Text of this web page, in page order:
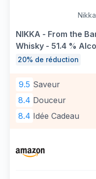
Nikka
NIKKA - From the
Whisky - 51.4 %
Bouteille 500 ml
20% de réduction
9.5 Saveur
8.4 Douceur
8.4 Idée Cadeau